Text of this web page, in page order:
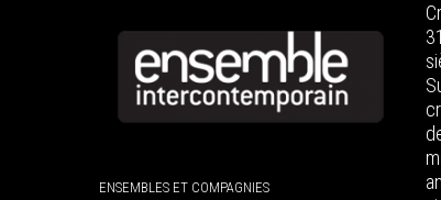
ENSEMBLES ET COMPAGNIES